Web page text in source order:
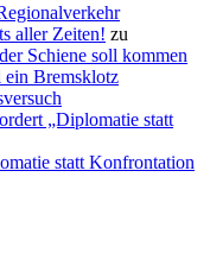
aller Zeiten! zu
Schiene soll kommen
Bremsklotz
„Diplomatie statt
statt Konfrontation